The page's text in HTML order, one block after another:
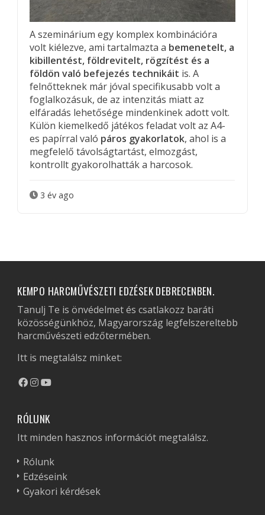
A szeminárium egy komplex kombinációra
volt kiélezve, ami tartalmazta a bemenetelt, a
kibillentést, földrevitelt, rögzítést és a
földön való befejezés technikáit is. A
felnőtteknek már jóval specifikusabb volt a
foglalkozásuk, de az intenzitás miatt az
elfáradás lehetősége mindenkinek adott volt.
Külön kiemelkedő játékos feladat volt az A4-
es papírral való páros gyakorlatok, ahol is a
megfelelő távolságtartást, elmozgást,
kontrollt gyakorolhatták a harcosok.
3 év ago
KEMPO HARCMŰVÉSZETI EDZÉSEK DEBRECENBEN.
Tanulj Te is önvédelmet és csatlakozz baráti
közösségünkhöz, Magyarország legfelszereltebb
harcművészeti edzőtermében.
Itt is megtalálsz minket:
RÓLUNK
Itt minden hasznos információt megtalálsz.
Rólunk
Edzéseink
Gyakori kérdések